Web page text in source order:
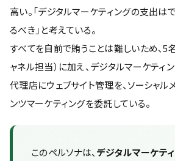
高い。「デジタルマーケティングの支出
るべき」と考えている。
すべてを自前で賄うことは難しいため、5
ャネル担当）に加え、デジタルマーケティ
代理店にウェブサイト管理を、ソーシャル
ンツマーケティングを委託している。
このペルソナは、 デジタルマーケテ